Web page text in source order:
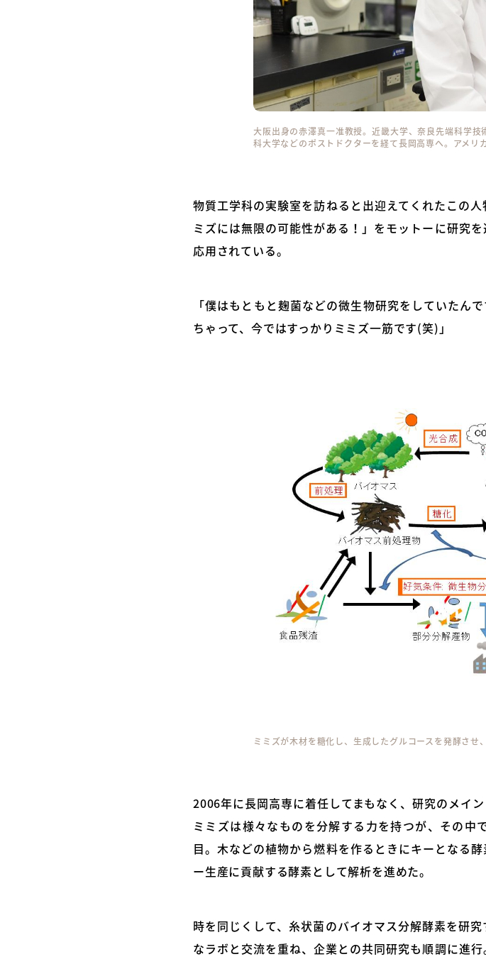
大阪出身の赤澤真一准教授。近畿大学、奈良先端科学
科大学などのポストドクターを経て長岡高専へ。アメリ
物質工学科の実験室を訪ねると出迎えてくれたこの
ミズには無限の可能性がある！」をモットーに研究
応用されている。
「僕はもともと麹菌などの微生物研究をしていたん
ちゃって、今ではすっかりミミズ一筋です(笑)」
ミミズが木材を糖化し、生成したグルコースを発酵させ
2006年に長岡高専に着任してまもなく、研究のメイ
ミミズは様々なものを分解する力を持つが、その
目。木などの植物から燃料を作るときにキーとなる
ー生産に貢献する酵素として解析を進めた。
時を同じくして、糸状菌のバイオマス分解酵素を研
なラボと交流を重ね、企業との共同研究も順調に進